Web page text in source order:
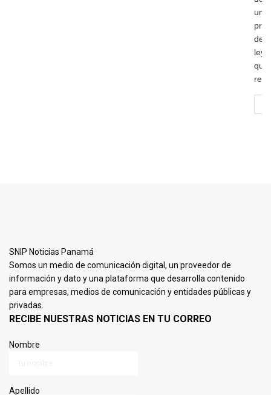
un
de
ley
que
SNIP Noticias Panamá
Somos un medio de comunicación digital, un proveedor de
información y dato y una plataforma que desarrolla contenido
para empresas, medios de comunicación y entidades públicas y
privadas.
RECIBE NUESTRAS NOTICIAS EN TU CORREO
Nombre
Apellido